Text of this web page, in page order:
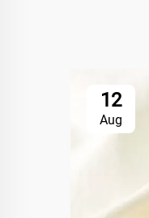
12
Aug